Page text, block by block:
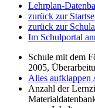
Lehrplan-
zurück zur
zurück zur
Im Schulportal
Schule mit dem
2005,
Alles aufklappen
Anzahl der